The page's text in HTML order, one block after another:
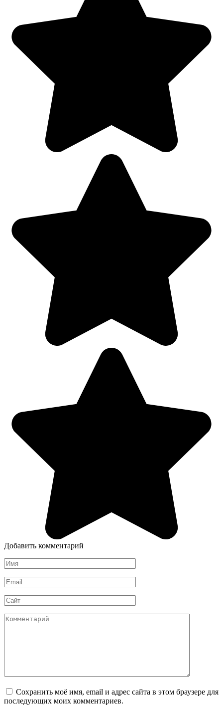
Добавить комментарий
Имя
*
Email
*
Сайт
Комментарий
Сохранить моё имя, email и адрес сайта в этом браузере для
последующих моих комментариев.